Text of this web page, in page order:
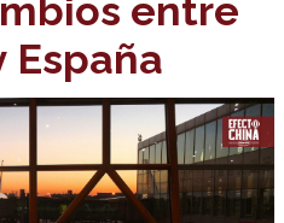
entre
España